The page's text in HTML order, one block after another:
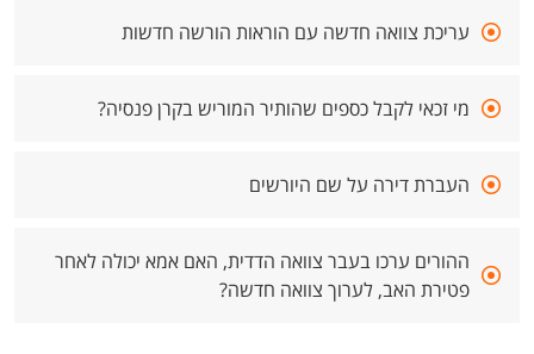
עריכת צוואה חדשה עם הוראות הורשה חדשות
מי זכאי לקבל כספים שהותיר המוריש בקרן פנסיה?
העברת דירה על שם היורשים
ההורים ערכו בעבר צוואה הדדית, האם אמא יכולה לאחר
פטירת האב, לערוך צוואה חדשה?